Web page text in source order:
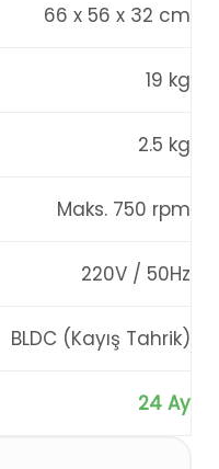
66 x 56 x 32 cm
19 kg
2.5 kg
Maks. 750 rpm
220V / 50Hz
BLDC (Kayış Tahrik)
24 Ay